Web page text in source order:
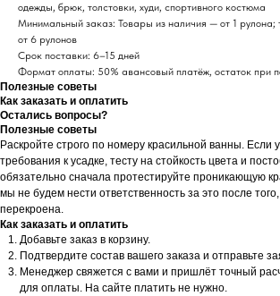
одежды, брюк, толстовки, худи, спортивного костюма
Минимальный заказ: Товары из наличия — от 1 рулона;
от 6 рулонов
Срок поставки: 6–15 дней
Формат оплаты: 50% авансовый платёж, остаток при
Полезные советы
Как заказать и оплатить
Остались вопросы?
Полезные советы
Раскройте строго по номеру красильной ванны. Если
требования к усадке, тесту на стойкость цвета и
обязательно сначала протестируйте проникающую
мы не будем нести ответственность за это после
перекроена.
Как заказать и оплатить
Добавьте заказ в корзину.
Подтвердите состав вашего заказа и отправьте
Менеджер свяжется с вами и пришлёт точный
для оплаты. На сайте платить не нужно.